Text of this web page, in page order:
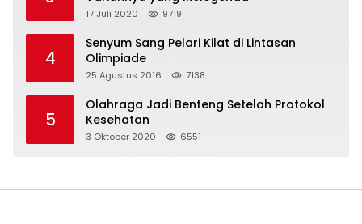
17 Juli 2020 9719
4
Senyum Sang Pelari Kilat di Lintasan
Olimpiade
25 Agustus 2016 7138
5
Olahraga Jadi Benteng Setelah Protokol
Kesehatan
3 Oktober 2020 6551